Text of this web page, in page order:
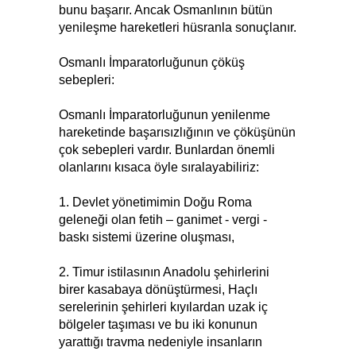
bunu başarır. Ancak Osmanlının bütün
yenileşme hareketleri hüsranla sonuçlanır.
Osmanlı İmparatorluğunun çöküş
sebepleri:
Osmanlı İmparatorluğunun yenilenme
hareketinde başarısızlığının ve çöküşünün
çok sebepleri vardır. Bunlardan önemli
olanlarını kısaca öyle sıralayabiliriz:
1. Devlet yönetimimin Doğu Roma
geleneği olan fetih – ganimet - vergi -
baskı sistemi üzerine oluşması,
2. Timur istilasının Anadolu şehirlerini
birer kasabaya dönüştürmesi, Haçlı
serelerinin şehirleri kıyılardan uzak iç
bölgeler taşıması ve bu iki konunun
yarattığı travma nedeniyle insanların